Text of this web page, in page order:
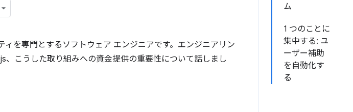
ム
1 つのことに
集中する: ユ
ーザー補助
を自動化す
る
ィを専門とするソフトウェア エンジニアです。エンジニアリン
、こうした取り組みへの資金提供の重要性について話しまし